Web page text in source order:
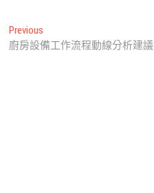
文
章
Previous
post:
廚房設備工作流程動線分析建議